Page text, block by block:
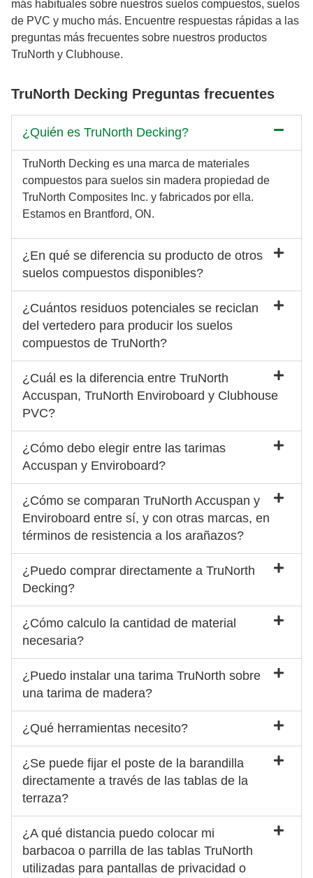
más habituales sobre nuestros suelos compuestos, suelos
de PVC y mucho más. Encuentre respuestas rápidas a las
preguntas más frecuentes sobre nuestros productos
TruNorth y Clubhouse.
TruNorth Decking Preguntas frecuentes
¿Quién es TruNorth Decking?
TruNorth Decking es una marca de materiales
compuestos para suelos sin madera propiedad de
TruNorth Composites Inc. y fabricados por ella.
Estamos en Brantford, ON.
¿En qué se diferencia su producto de otros
suelos compuestos disponibles?
¿Cuántos residuos potenciales se reciclan
del vertedero para producir los suelos
compuestos de TruNorth?
¿Cuál es la diferencia entre TruNorth
Accuspan, TruNorth Enviroboard y Clubhouse
PVC?
¿Cómo debo elegir entre las tarimas
Accuspan y Enviroboard?
¿Cómo se comparan TruNorth Accuspan y
Enviroboard entre sí, y con otras marcas, en
términos de resistencia a los arañazos?
¿Puedo comprar directamente a TruNorth
Decking?
¿Cómo calculo la cantidad de material
necesaria?
¿Puedo instalar una tarima TruNorth sobre
una tarima de madera?
¿Qué herramientas necesito?
¿Se puede fijar el poste de la barandilla
directamente a través de las tablas de la
terraza?
¿A qué distancia puedo colocar mi
barbacoa o parrilla de las tablas TruNorth
utilizadas para pantallas de privacidad o